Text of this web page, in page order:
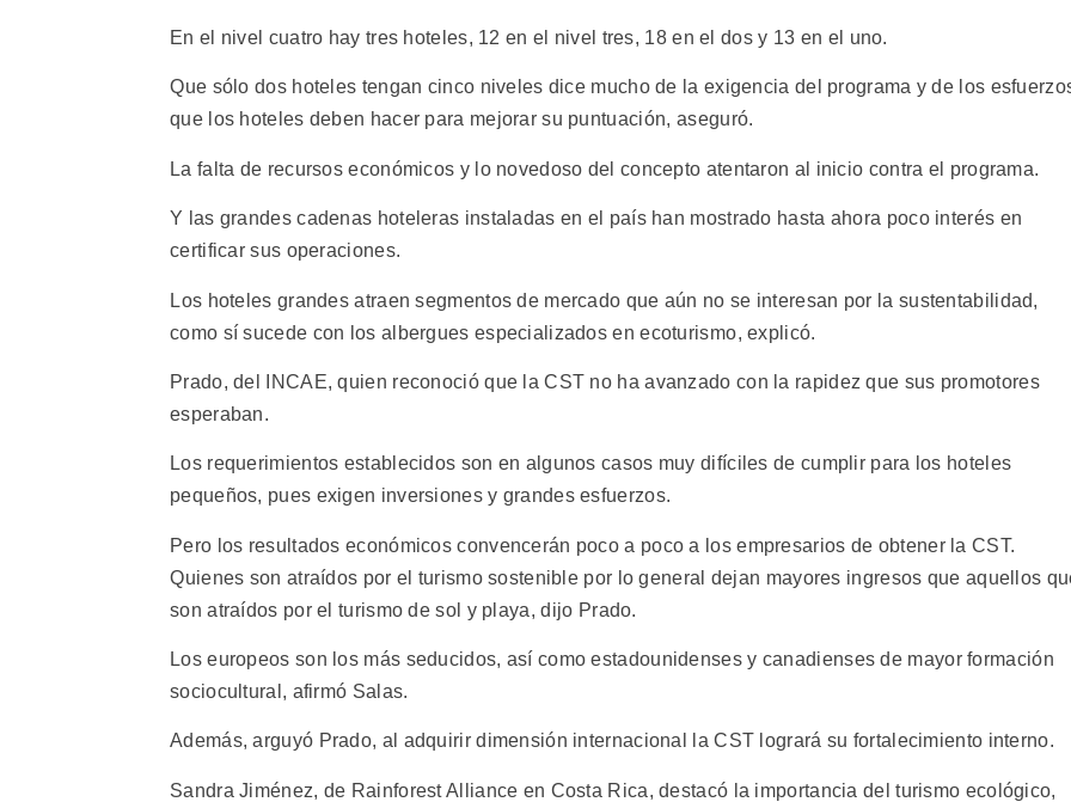
En el nivel cuatro hay tres hoteles, 12 en el nivel tres, 18 en el dos y 13 en el uno.
Que sólo dos hoteles tengan cinco niveles dice mucho de la exigencia del programa y de los
que los hoteles deben hacer para mejorar su puntuación, aseguró.
La falta de recursos económicos y lo novedoso del concepto atentaron al inicio contra el programa.
Y las grandes cadenas hoteleras instaladas en el país han mostrado hasta ahora poco interés en
certificar sus operaciones.
Los hoteles grandes atraen segmentos de mercado que aún no se interesan por la sustentabilidad,
como sí sucede con los albergues especializados en ecoturismo, explicó.
Prado, del INCAE, quien reconoció que la CST no ha avanzado con la rapidez que sus promotores
esperaban.
Los requerimientos establecidos son en algunos casos muy difíciles de cumplir para los hoteles
pequeños, pues exigen inversiones y grandes esfuerzos.
Pero los resultados económicos convencerán poco a poco a los empresarios de obtener la CST.
Quienes son atraídos por el turismo sostenible por lo general dejan mayores ingresos que aquellos
son atraídos por el turismo de sol y playa, dijo Prado.
Los europeos son los más seducidos, así como estadounidenses y canadienses de mayor formación
sociocultural, afirmó Salas.
Además, arguyó Prado, al adquirir dimensión internacional la CST logrará su fortalecimiento interno.
Sandra Jiménez, de Rainforest Alliance en Costa Rica, destacó la importancia del turismo ecológico,